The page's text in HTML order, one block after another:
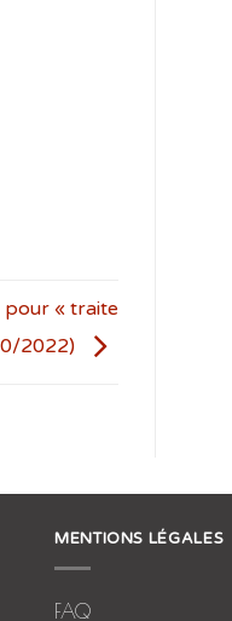
pour « traite
2022)
MENTIONS LÉGALES
FAQ